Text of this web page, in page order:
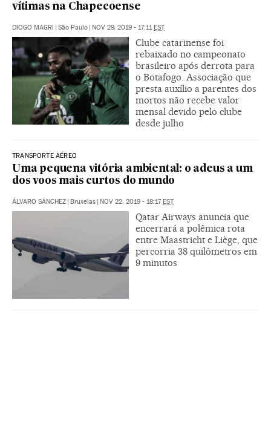
vítimas na Chapecoense
DIOGO MAGRI | São Paulo | NOV 29, 2019 - 17:11EST
Clube catarinense foi
rebaixado no campeonato
brasileiro após derrota para
o Botafogo. Associação que
presta auxílio a parentes dos
mortos não recebe valor
mensal devido pelo clube
desde julho
TRANSPORTE AÉREO
Uma pequena vitória ambiental: o adeus a um
dos voos mais curtos do mundo
ÁLVARO SÁNCHEZ | Bruxelas | NOV 22, 2019 - 18:17EST
Qatar Airways anuncia que
encerrará a polêmica rota
entre Maastricht e Liège, que
percorria 38 quilômetros em
9 minutos